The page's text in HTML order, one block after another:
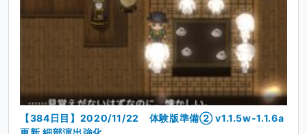
【384日目】2020/11/22 体験版準備② v1.1.5w-1.1.6a